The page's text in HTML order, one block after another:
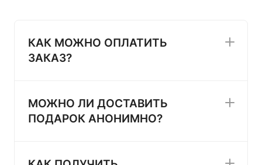
КАК МОЖНО ОПЛАТИТЬ
ЗАКАЗ?
МОЖНО ЛИ ДОСТАВИТЬ
ПОДАРОК АНОНИМНО?